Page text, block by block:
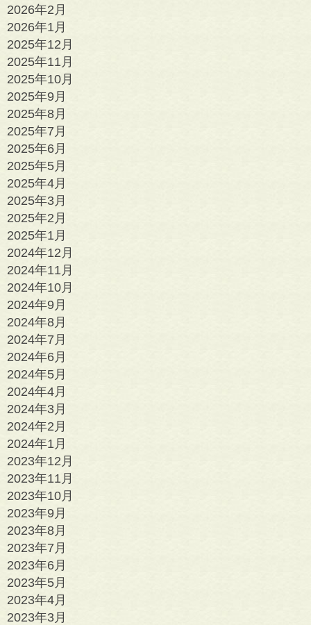
2026年2月
2026年1月
2025年12月
2025年11月
2025年10月
2025年9月
2025年8月
2025年7月
2025年6月
2025年5月
2025年4月
2025年3月
2025年2月
2025年1月
2024年12月
2024年11月
2024年10月
2024年9月
2024年8月
2024年7月
2024年6月
2024年5月
2024年4月
2024年3月
2024年2月
2024年1月
2023年12月
2023年11月
2023年10月
2023年9月
2023年8月
2023年7月
2023年6月
2023年5月
2023年4月
2023年3月